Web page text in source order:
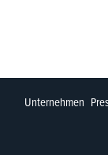
Unternehmen